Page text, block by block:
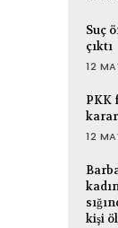
Suç
çıktı
12
PKK
12
kişi